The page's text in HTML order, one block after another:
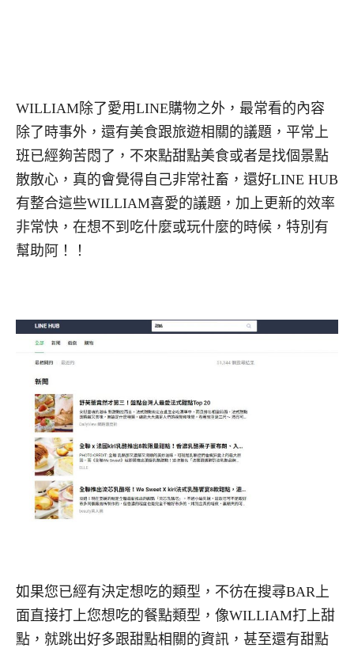
WILLIAM除了愛用LINE購物之外，最常看的內容
除了時事外，還有美食跟旅遊相關的議題，平常上
班已經夠苦悶了，不來點甜點美食或者是找個景點
散散心，真的會覺得自己非常社畜，還好LINE HUB
有整合這些WILLIAM喜愛的議題，加上更新的效率
非常快，在想不到吃什麼或玩什麼的時候，特別有
幫助阿！！
如果您已經有決定想吃的類型，不彷在搜尋BAR上
面直接打上您想吃的餐點類型，像WILLIAM打上甜
點，就跳出好多跟甜點相關的資訊，甚至還有甜點